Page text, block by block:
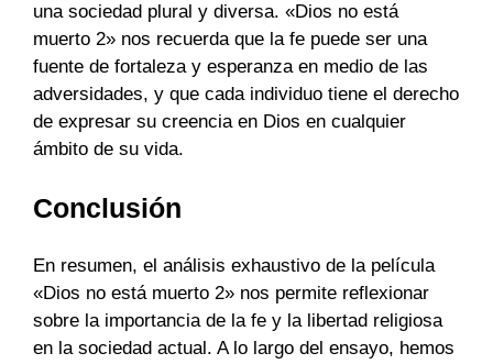
una sociedad plural y diversa. «Dios no está
muerto 2» nos recuerda que la fe puede ser una
fuente de fortaleza y esperanza en medio de las
adversidades, y que cada individuo tiene el derecho
de expresar su creencia en Dios en cualquier
ámbito de su vida.
Conclusión
En resumen, el análisis exhaustivo de la película
«Dios no está muerto 2» nos permite reflexionar
sobre la importancia de la fe y la libertad religiosa
en la sociedad actual. A lo largo del ensayo, hemos